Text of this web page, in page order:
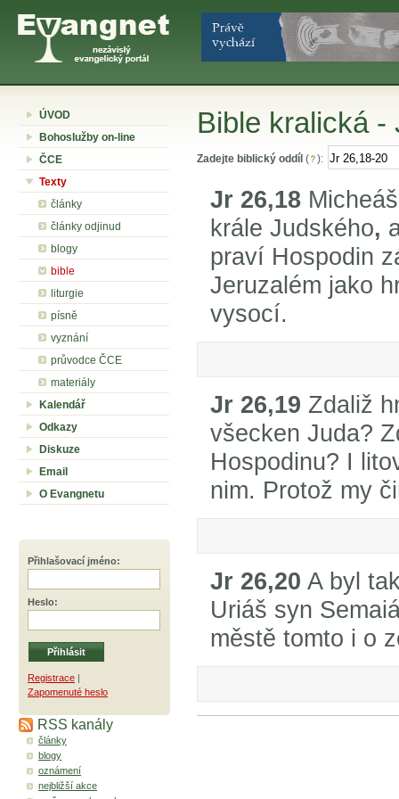
ÚVOD
Bohoslužby on-line
ČCE
Texty
články
články odjinud
blogy
bible
liturgie
písně
vyznání
průvodce ČCE
materiály
Kalendář
Odkazy
Diskuze
Email
O Evangnetu
Přihlašovací jméno:
Heslo:
Registrace |
Zapomenuté heslo
RSS kanály
články
blogy
oznámení
nejbližší akce
Bible kralická -
Zadejte biblický oddíl ( ):
Jr 26,18
krále Judského,
praví Hospodin
Jeruzalém jako
vysocí.
Jr 26,19 Zdaliž
všecken Juda?
Hospodinu? I
nim. Protož my
Jr 26,20 A byl
Uriáš syn
městě tomto i o